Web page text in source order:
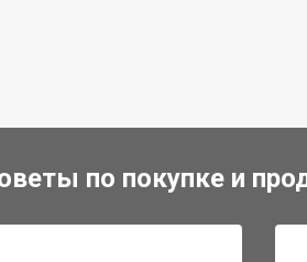
по покупке и